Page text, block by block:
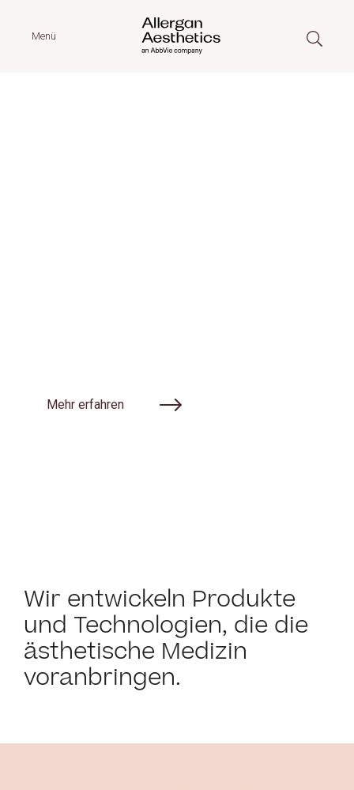
Menü
Mehr erfahren
Wir entwickeln Produkte
und Technologien, die die
ästhetische Medizin
voranbringen.